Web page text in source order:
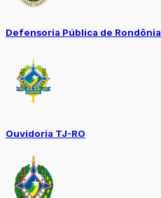
Defensoria Pública de Rondônia
Ouvidoria TJ-RO